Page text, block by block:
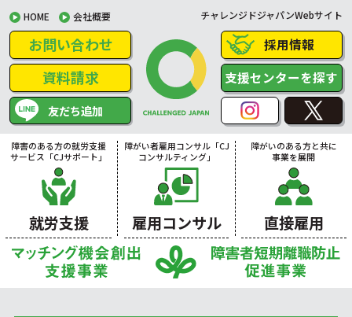
HOME 会社概要 チャレンジドジャパンWebサイト
お問い合わせ
資料請求
友だち追加
採用情報
支援センターを探す
障害のある方の就労支援
サービス「CJサポート」
就労支援
障がい者雇用コンサル「CJ
コンサルティング」
雇用コンサル
障がいのある方と共に
事業を展開
直接雇用